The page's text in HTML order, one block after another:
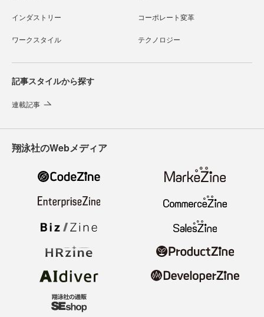
インダストリー コーポレート変革
ワークスタイル テクノロジー
記事スタイルから探す
連載記事
翔泳社のWebメディア